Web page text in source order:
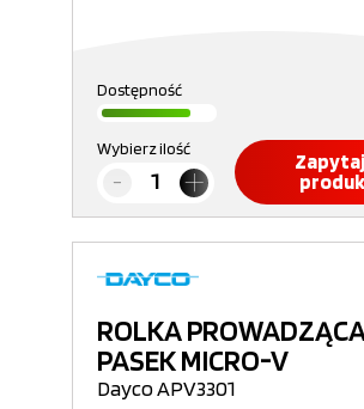
Dostępność
Wybierz ilość
ROLKA
PASEK MICRO-V
Dayco APV3301